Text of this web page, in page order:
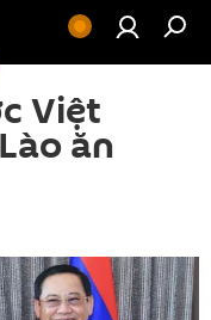
Việt
ăn